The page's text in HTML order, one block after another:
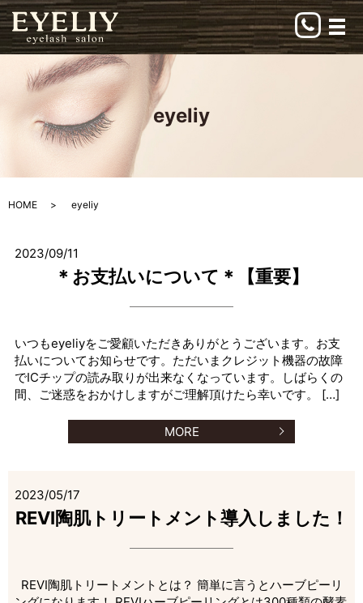
メ
eyeliy
HOME eyeliy
2023/09/11
＊お支払いについて＊【重要】
いつもeyeliyをご愛顧いただきありがとうございます。お支
払いについてお知らせです。ただいまクレジット機器の故障
でICチップの読み取りが出来なくなっています。しばらくの
間、ご迷惑をおかけしますがご理解頂けたら幸いです。 […]
MORE
2023/05/17
REVI陶肌トリートメント導入しました！
REVI陶肌トリートメントとは？ 簡単に言うとハーブピーリ